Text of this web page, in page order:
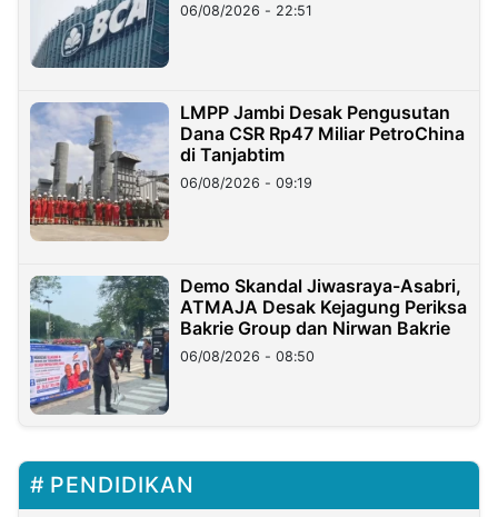
06/08/2026 - 22:51
LMPP Jambi Desak Pengusutan
Dana CSR Rp47 Miliar PetroChina
di Tanjabtim
06/08/2026 - 09:19
Demo Skandal Jiwasraya-Asabri,
ATMAJA Desak Kejagung Periksa
Bakrie Group dan Nirwan Bakrie
06/08/2026 - 08:50
PENDIDIKAN